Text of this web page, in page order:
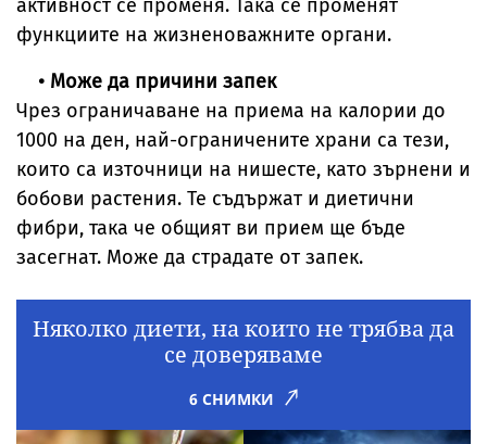
активност се променя. Така се променят
функциите на жизненоважните органи.
• Може да причини запек
Чрез ограничаване на приема на калории до
1000 на ден, най-ограничените храни са тези,
които са източници на нишесте, като зърнени и
бобови растения. Те съдържат и диетични
фибри, така че общият ви прием ще бъде
засегнат. Може да страдате от запек.
Няколко диети, на които не трябва да
се доверяваме
6 СНИМКИ